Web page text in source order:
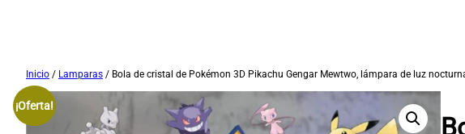
Saltar
al
contenido
Inicio / Lamparas / Bola de cristal de Pokémon 3D Pikachu Gengar Mewtwo, lámpara de luz
¡Oferta!